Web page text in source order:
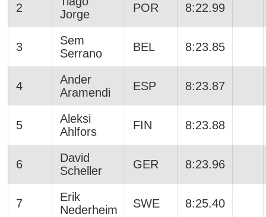
2
Jorge
POR 8:22.99
3
Sem
Serrano
BEL 8:23.85
4
Ander
Aramendi
ESP 8:23.87
5
Aleksi
Ahlfors
FIN 8:23.88
6
David
Scheller
GER 8:23.96
7
Erik
Nederheim
SWE 8:25.40